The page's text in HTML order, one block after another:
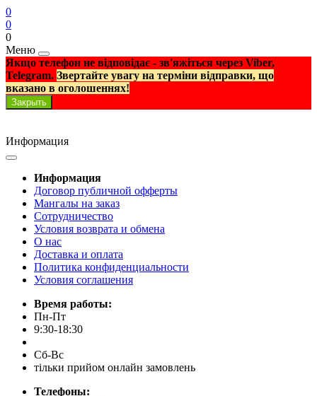
0
0
0
Меню
Якщо телефон не відповідає - зв'яжіться через Viber,
Telegram. Звертайте увагу на терміни відправки, що
вказано в оголошеннях!
Закрыть
Информация
Информация
Договор публичной офферты
Мангалы на заказ
Сотрудничество
Условия возврата и обмена
О нас
Доставка и оплата
Политика конфиденциальности
Условия соглашения
Время работы:
Пн-Пт
9:30-18:30
Сб-Вс
тільки прийом онлайн замовлень
Телефоны: